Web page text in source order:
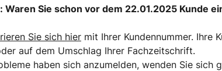
Waren Sie schon vor dem 22.01.2025 Kunde
Sie sich hier mit Ihrer Kundennummer. Ihre
auf dem Umschlag Ihrer Fachzeitschrift.
haben sich anzumelden, wenden Sie sich